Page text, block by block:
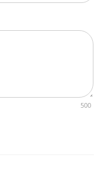
500